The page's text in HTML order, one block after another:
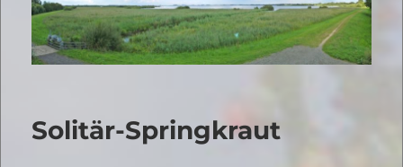
Solitär-Springkraut